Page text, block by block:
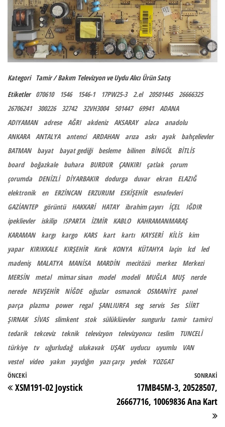
Kategori Tamir / Bakım Televizyon ve Uydu Alıcı Ürün Satış
Etiketler 070610 1546 1546-1 17PW25-3 2.el 20501445
26666325
26706241
300226 32742 32VH3004 501447 69941
ADANA
ADIYAMAN
adrese AĞRI akdeniz AKSARAY alaca
anadolu
ANKARA
ANTALYA antenci ARDAHAN arıza askı ayak
bahçelievler
BATMAN
bayat bayat gediği besleme bilinen BİNGÖL
BİTLİS
board
boğazkale buhara BURDUR ÇANKIRI çatlak
çorum
çorumda
DENİZLİ DİYARBAKIR dodurga duvar ekran
ELAZIĞ
elektronik
en ERZİNCAN ERZURUM ESKİŞEHİR
esnafevleri
GAZİANTEP
görüntü HAKKARİ HATAY ibrahim çayırı İÇEL
IĞDIR
ipeklievler
iskilip ISPARTA İZMİR KABLO
KAHRAMANMARAŞ
KARAMAN
kargı kargo KARS kart kartı KAYSERİ KİLİS
kim
yapar
KIRIKKALE KIRŞEHİR Kırık KONYA KÜTAHYA laçin lcd
led
madeniş
MALATYA MANİSA MARDİN mecitözü merkez
Merkezi
MERSİN
metal mimar sinan model modeli MUĞLA MUŞ
nerde
nerede
NEVŞEHİR NİĞDE oğuzlar osmancık OSMANİYE
panel
parça
plazma power regal ŞANLIURFA seg servis Ses
SİİRT
ŞIRNAK
SİVAS slimkent stok sülüklüevler sungurlu tamir
tamirci
tedarik
tekceviz teknik televizyon televizyoncu teslim
TUNCELİ
türkiye
tv uğurludağ ulukavak UŞAK uyducu uyumlu
VAN
vestel
video yakın yaydığın yazı çarşı yedek YOZGAT
Yazı gezinmesi
Önceki Yazı
ÖNCEKI
XSM191-02 Joystick
SONRAKI
17MB45M-3, 20528507,
26667716, 10069836 Ana Kart